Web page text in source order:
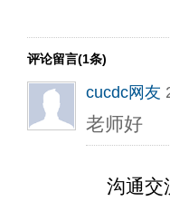
评论留言(1条)
cucdc网友
老师好
沟通交